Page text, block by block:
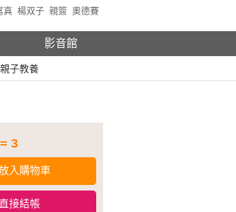
真 楊双子 親簽 奧德賽
影音館
親子教養
3
入購物車
直接結帳